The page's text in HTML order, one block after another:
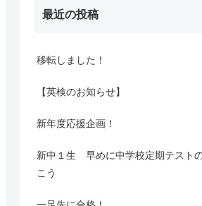
最近の投稿
移転しました！
【英検のお知らせ】
新年度応援企画！
新中１生 早めに中学校定期テスト
こう